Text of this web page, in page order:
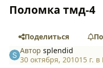
Поломка тмд-4
Поделиться
Авторsplendid
30 октября, 201015 г. в